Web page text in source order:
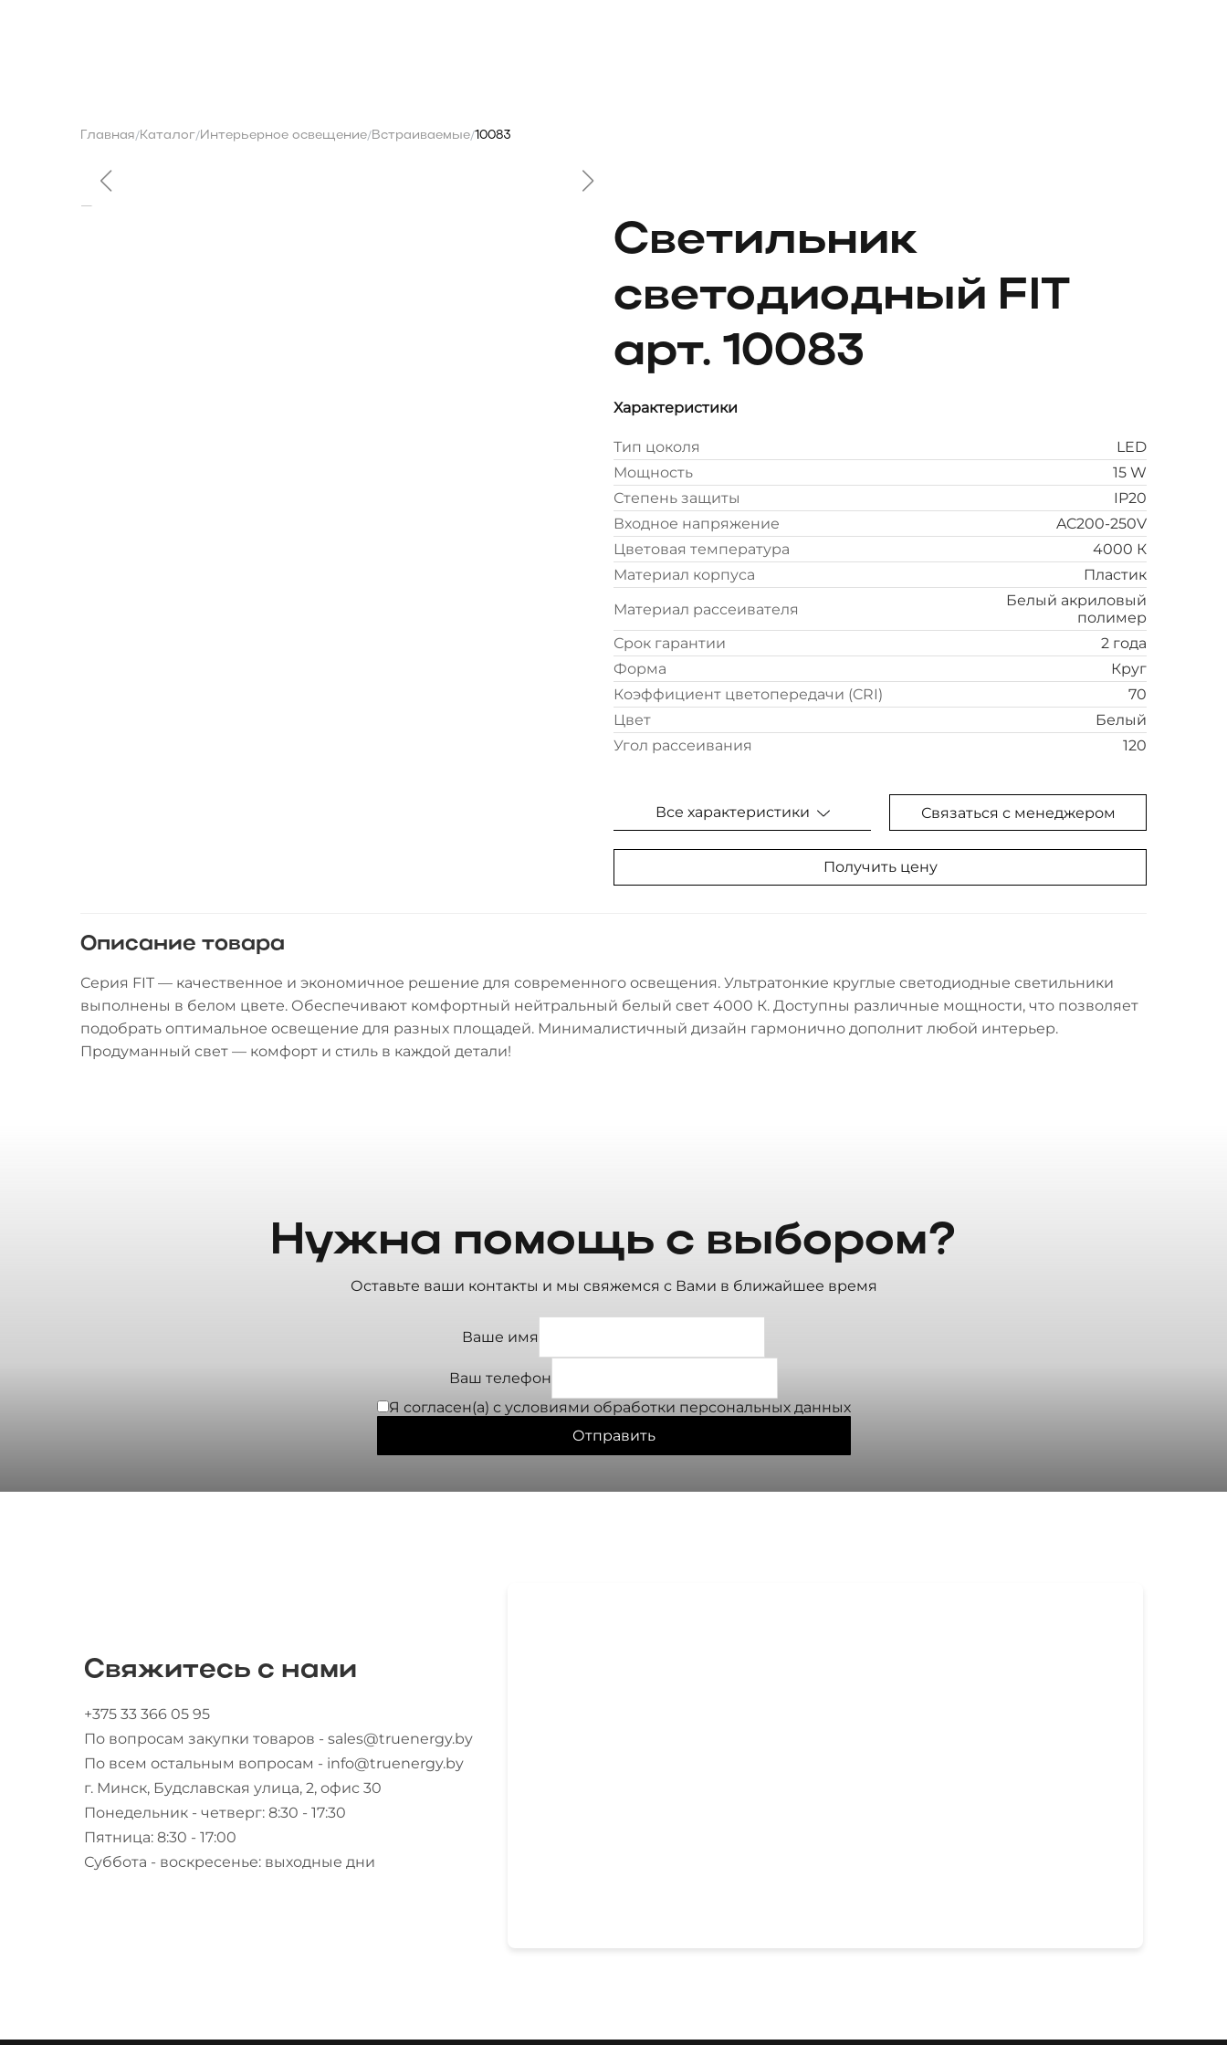
Главная/Каталог/Интерьерное освещение/Встраиваемые/10083
Светильник
светодиодный FIT
арт. 10083
Характеристики
Тип цоколя
LED
Мощность
15 W
Степень защиты
IP20
Входное напряжение
AC200-250V
Цветовая температура
4000 К
Материал корпуса
Пластик
Материал рассеивателя
Белый акриловый
полимер
Срок гарантии
2 года
Форма
Круг
Коэффициент цветопередачи (CRI)
70
Цвет
Белый
Угол рассеивания
120
Все характеристики Связаться с менеджером
Получить цену
Описание товара
Серия FIT — качественное и экономичное решение для современного освещения. Ультратонкие круглые светодиодные светильники
выполнены в белом цвете. Обеспечивают комфортный нейтральный белый свет 4000 К. Доступны различные мощности, что позволяет
подобрать оптимальное освещение для разных площадей. Минималистичный дизайн гармонично дополнит любой интерьер.
Продуманный свет — комфорт и стиль в каждой детали!
Нужна помощь с выбором?
Оставьте ваши контакты и мы свяжемся с Вами в ближайшее время
Ваше имя
Ваш телефон
Я согласен(а) с условиями обработки персональных данных
Отправить
Свяжитесь с нами
+375 33 366 05 95
По вопросам закупки товаров - sales@truenergy.by
По всем остальным вопросам - info@truenergy.by
г. Минск, Будславская улица, 2, офис 30
Понедельник - четверг: 8:30 - 17:30
Пятница: 8:30 - 17:00
Суббота - воскресенье: выходные дни